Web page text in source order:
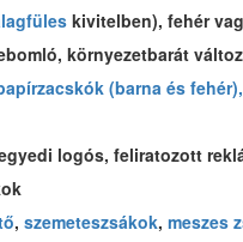
kivitelben), fehér
környezetbarát
(barna és
logós, feliratozott
, szemeteszsákok, meszes